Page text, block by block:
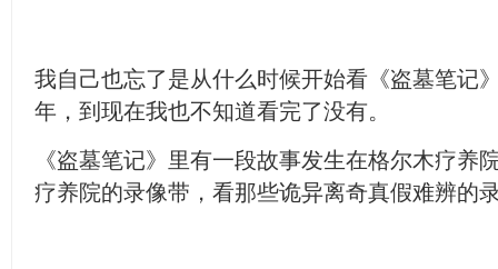
我自己也忘了是从什么时候开始看《盗墓笔记
年，到现在我也不知道看完了没有。
《盗墓笔记》里有一段故事发生在格尔木疗养
疗养院的录像带，看那些诡异离奇真假难辨的